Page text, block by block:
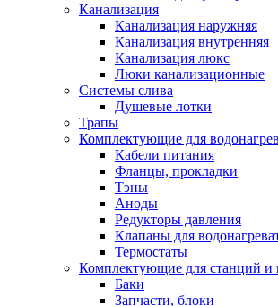
Обмен и возврат товара
Вакансии
Канализация
Канализация наружняя
Канализация внутренняя
Канализация люкс
Люки канализационные
Системы слива
Душевые лотки
Трапы
Комплектующие для
Кабели питания
Фланцы, прокладки
Тэны
Аноды
Редукторы давления
Клапаны для
Термостаты
Комплектующие для станций и
Баки
Запчасти, блоки